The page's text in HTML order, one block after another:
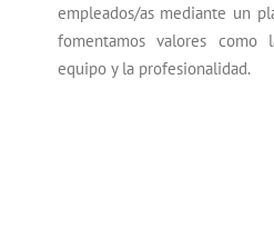
empleados/as mediante un
fomentamos valores
equipo y la profesionalidad.